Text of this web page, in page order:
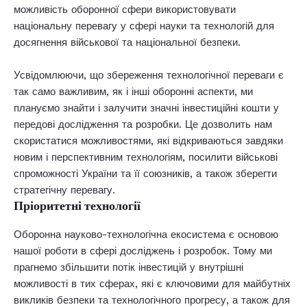
можливість оборонної сфери використовувати
національну перевагу у сфері науки та технологій для
досягнення військової та національної безпеки.
Усвідомлюючи, що збереження технологічної переваги є
так само важливим, як і інші оборонні аспекти, ми
плануємо знайти і залучити значні інвестиційні кошти у
передові дослідження та розробки. Це дозволить нам
скористатися можливостями, які відкриваються завдяки
новим і перспективним технологіям, посилити військові
спроможності України та її союзників, а також зберегти
стратегічну перевагу.
Пріоритетні технології
Оборонна науково-технологічна екосистема є основою
нашої роботи в сфері досліджень і розробок. Тому ми
прагнемо збільшити потік інвестицій у внутрішні
можливості в тих сферах, які є ключовими для майбутніх
викликів безпеки та технологічного прогресу, а також для